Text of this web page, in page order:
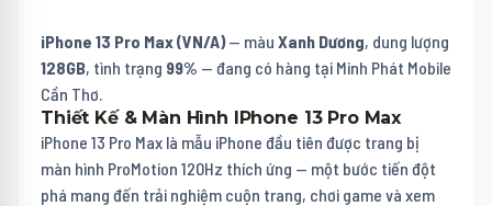
iPhone 13 Pro Max (VN/A)— màu Xanh Dương, dung lượng
128GB, tình trạng 99% — đang có hàng tại Minh Phát Mobile
Cần Thơ.
Thiết Kế & Màn Hình IPhone 13 Pro Max
iPhone 13 Pro Max là mẫu iPhone đầu tiên được trang bị
màn hình ProMotion 120Hz thích ứng — một bước tiến đột
phá mang đến trải nghiệm cuộn trang, chơi game và xem